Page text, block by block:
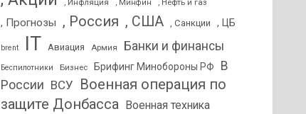
, Инфляция , Минфин , Нефть и газ
, Прогнозы , Россия , США , Санкции , ЦБ
brent IT Авиация Армия Банки и финансы
Беспилотники Бизнес Брифинг Минобороны РФ
В
России ВСУ Военная операция по
защите Донбасса Военная техника